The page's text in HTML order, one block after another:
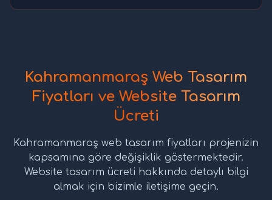
Kahramanmaraş Web Tasarım
Fiyatları ve Website Tasarım
Ücreti
Kahramanmaraş web tasarım fiyatları projenizin
kapsamına göre değişiklik göstermektedir.
Website tasarım ücreti hakkında detaylı bilgi
almak için bizimle iletişime geçin.